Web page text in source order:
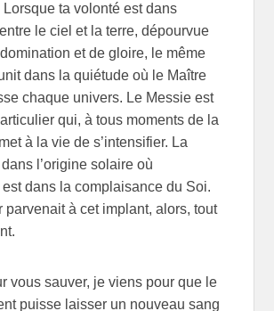
ta volonté est dans
entre le ciel et la terre, dépourvue
et de gloire, le même
dans la quiétude où le Maître
chaque univers. Le Messie est
qui, à tous moments de la
à la vie de s’intensifier. La
l’origine solaire où
est dans la complaisance du Soi.
parvenait à cet implant, alors, tout
vous sauver, je viens pour que le
puisse laisser un nouveau sang